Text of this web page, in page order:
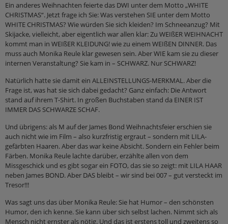
Ein anderes Weihnachten feierte das DWI unter dem Motto „WHITE
CHRISTMAS“. Jetzt frage ich Sie: Was verstehen SIE unter dem Motto
WHITE CHRISTMAS? Wie würden Sie sich kleiden? Im Schneeanzug? Mit
Skijacke, vielleicht, aber eigentlich war allen klar: Zu WEIßER WEIHNACHT
kommt man in WEIßER KLEIDUNG! wie zu einem WEIßEN DINNER. Das
muss auch Monika Reule klar gewesen sein. Aber WIE kam sie zu dieser
internen Veranstaltung? Sie kam in – SCHWARZ. Nur SCHWARZ!
Natürlich hatte sie damit ein ALLEINSTELLUNGS-MERKMAL. Aber die
Frage ist, was hat sie sich dabei gedacht? Ganz einfach: Die Antwort
stand auf ihrem T-Shirt. In großen Buchstaben stand da EINER IST
IMMER DAS SCHWARZE SCHAF.
Und übrigens: als M auf der James Bond Weihnachtsfeier erschien sie
auch nicht wie im Film – also kurzfristig ergraut – sondern mit LILA-
gefärbten Haaren. Aber das war keine Absicht. Sondern ein Fehler beim
Färben. Monika Reule lachte darüber, erzählte allen von dem
Missgeschick und es gibt sogar ein FOTO, das sie so zeigt: mit LILA HAAR
neben James BOND. Aber DAS bleibt – wir sind bei 007 – gut versteckt im
Tresor!!!
Was sagt uns das über Monika Reule: Sie hat Humor – den schönsten
Humor, den ich kenne. Sie kann über sich selbst lachen. Nimmt sich als
Mensch nicht ernster als nötig. Und das ist erstens toll und zweitens so